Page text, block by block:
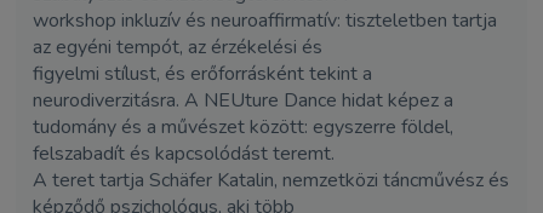
workshop inkluzív és neuroaffirmatív: tiszteletben tartja
az egyéni tempót, az érzékelési és
figyelmi stílust, és erőforrásként tekint a
neurodiverzitásra. A NEUture Dance hidat képez a
tudomány és a művészet között: egyszerre földel,
felszabadít és kapcsolódást teremt.
A teret tartja Schäfer Katalin, nemzetközi táncművész és
képződő pszichológus, aki több